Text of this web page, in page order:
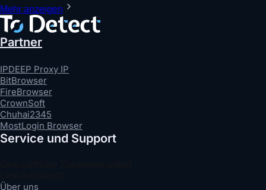
Mehr anzeigen
Partner
IPDEEP Proxy IP
BitBrowser
FireBrowser
CrownSoft
Chuhai2345
MostLogin Browser
Service und Support
Über uns